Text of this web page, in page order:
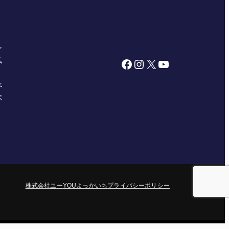
Facebook Instagram X YouTube
株式会社ユーYOUよっかいちプライバシーポリシー